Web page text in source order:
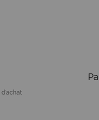
d'achat